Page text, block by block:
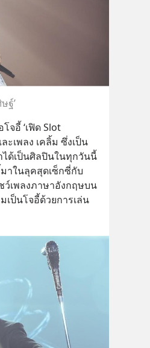
ฐ์’
อี้ ‘เฟิด Slot
ะเพลง เคลิ้ม ซึ่งเป็น
ได้เป็นศิลปินในทุกวันนี้
าในลุคสุดเซ็กซี่กับ
ว์เพลงภาษาอังกฤษบน
เป็นโจอี้ด้วยการเล่น